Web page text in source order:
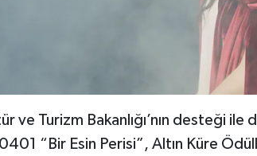
ve Turizm Bakanlığı’nın desteği
“Bir Esin Perisi”, Altın Küre